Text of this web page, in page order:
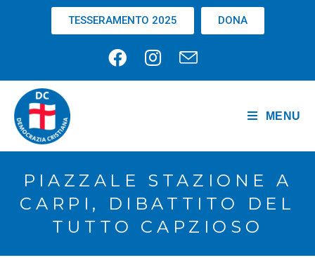
TESSERAMENTO 2025 DONA
MENU
PIAZZALE STAZIONE A
CARPI, DIBATTITO DEL
TUTTO CAPZIOSO